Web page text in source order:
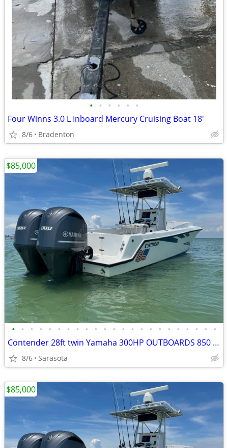
• • • • • •
Four Winns 3.0 L Inboard Mercury Cruising Boat 18'
8/6 Bradenton
• • • • • • • • • • • • • • • • • • • • • • •
Contender 28ft twin Yamaha 300HP OUTBOARDS 850 hours B/O
8/6 Sarasota
$85,000
$85,000